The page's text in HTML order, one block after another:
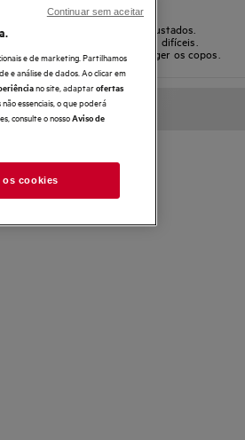
em resíduos secos ou incrustados.
até os resíduos mais difíceis.
com SoftGrips para proteger os copos.
e de marketing. Partilhamos
e análise de dados. Ao clicar em
no site, adaptarofertas
essenciais, o que poderá
consulte o nossoAviso de
cookies
Continuar sem aceitar